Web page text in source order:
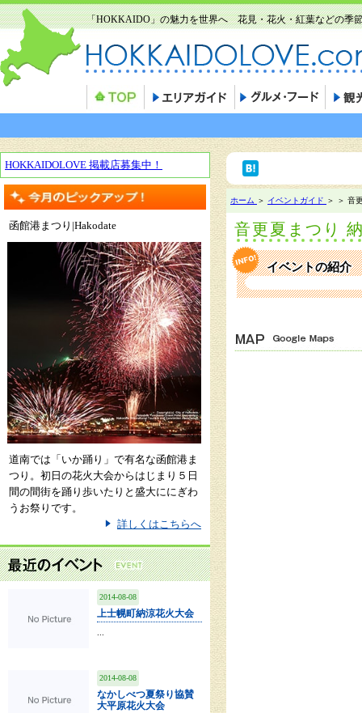
「HOKKAIDO」の魅力を世界へ 花見・花火・紅葉などの季
HOKKAIDOLOVE 掲載店募集中！
函館港まつり|Hakodate
道南では「いか踊り」で有名な函館港ま
つり。初日の花火大会からはじまり５日
間の間街を踊り歩いたりと盛大ににぎわ
うお祭りです。
詳しくはこちらへ
2014-08-08
上士幌町納涼花火大会
2014-08-08
なかしべつ夏祭り協賛
大平原花火大会
ホーム ＞ イベントガイド ＞ ＞ 音
音更夏まつり
イベントの紹介